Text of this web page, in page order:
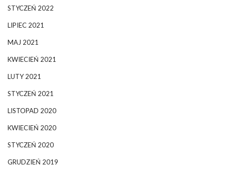
STYCZEŃ 2022
LIPIEC 2021
MAJ 2021
KWIECIEŃ 2021
LUTY 2021
STYCZEŃ 2021
LISTOPAD 2020
KWIECIEŃ 2020
STYCZEŃ 2020
GRUDZIEŃ 2019